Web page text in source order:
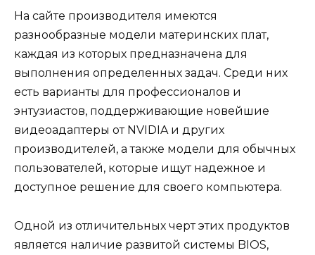
На сайте производителя имеются
разнообразные модели материнских плат,
каждая из которых предназначена для
выполнения определенных задач. Среди них
есть варианты для профессионалов и
энтузиастов, поддерживающие новейшие
видеоадаптеры от NVIDIA и других
производителей, а также модели для обычных
пользователей, которые ищут надежное и
доступное решение для своего компьютера.
Одной из отличительных черт этих продуктов
является наличие развитой системы BIOS,